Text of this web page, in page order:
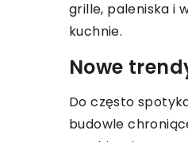
grille, paleniska i
kuchnie.
Nowe
Do często
budowle